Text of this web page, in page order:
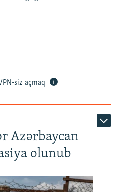
siz açmaq
Azərbaycan
olunub